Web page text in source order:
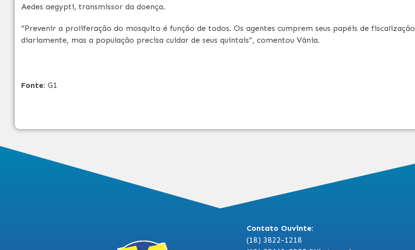
Aedes aegypti, transmissor da doença.
“Prevenir a proliferação do mosquito é função de todos. Os agentes cumprem seus papéis de fiscalização
diariamente, mas a população precisa cuidar de seus quintais”, comentou Vânia.
Fonte: G1
Contato Ouvinte:
(18) 3822-1218